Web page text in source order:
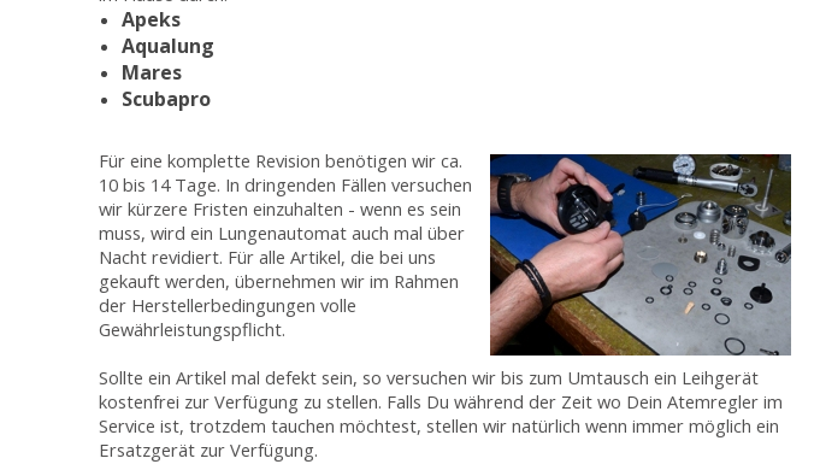
Apeks
Aqualung
Mares
Scubapro
Für eine komplette Revision benötigen wir ca.
10 bis 14 Tage. In dringenden Fällen versuchen
wir kürzere Fristen einzuhalten - wenn es sein
muss, wird ein Lungenautomat auch mal über
Nacht revidiert. Für alle Artikel, die bei uns
gekauft werden, übernehmen wir im Rahmen
der Herstellerbedingungen volle
Gewährleistungspflicht.
Sollte ein Artikel mal defekt sein, so versuchen wir bis zum Umtausch ein Leihgerät
kostenfrei zur Verfügung zu stellen. Falls Du während der Zeit wo Dein Atemregler im
Service ist, trotzdem tauchen möchtest, stellen wir natürlich wenn immer möglich ein
Ersatzgerät zur Verfügung.